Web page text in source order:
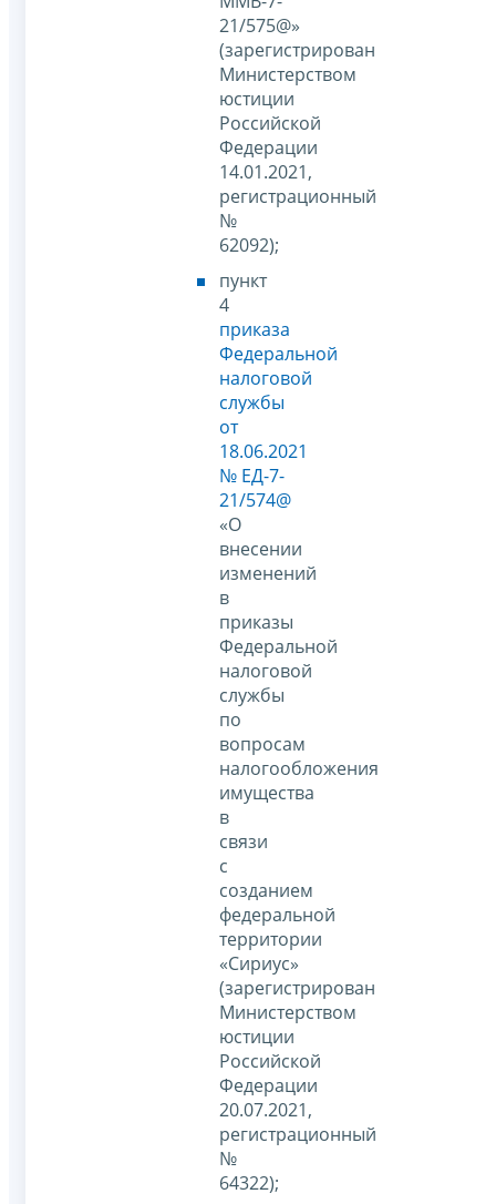
21/575@»
(зарегистрирован
Министерством
юстиции
Российской
Федерации
14.01.2021,
регистрационный
№
62092);
пункт
4
приказа
Федеральной
налоговой
службы
от
18.06.2021
№ ЕД-7-
21/574@
«О
внесении
изменений
в
приказы
Федеральной
налоговой
службы
по
вопросам
налогообложения
имущества
в
связи
с
созданием
федеральной
территории
«Сириус»
(зарегистрирован
Министерством
юстиции
Российской
Федерации
20.07.2021,
регистрационный
№
64322);